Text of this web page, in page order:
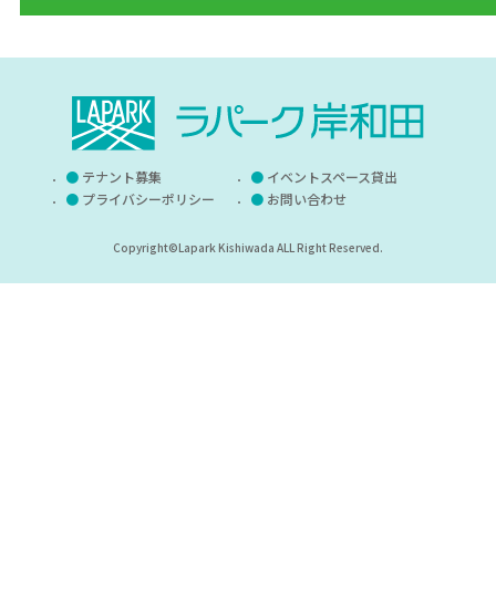
テナント募集
イベントスペース貸出
プライバシーポリシー
お問い合わせ
Copyright©Lapark Kishiwada ALL Right Reserved.